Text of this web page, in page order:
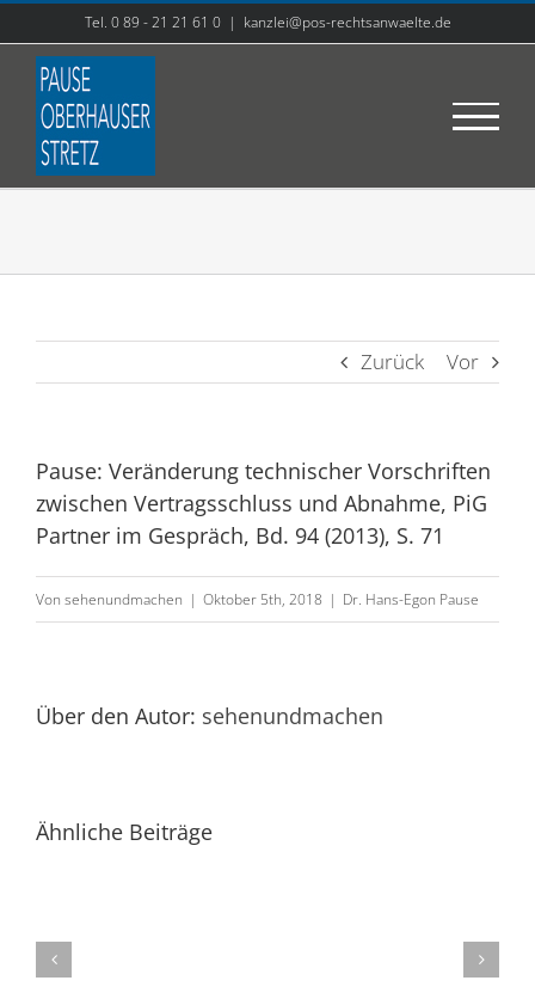
Inhalt
springen
Tel. 0 89 - 21 21 61 0 | kanzlei@pos-rechtsanwaelte.de
Zurück Vor
Pause: Veränderung technischer Vorschriften
zwischen Vertragsschluss und Abnahme, PiG
Partner im Gespräch, Bd. 94 (2013), S. 71
Von sehenundmachen | Oktober 5th, 2018 | Dr. Hans-Egon Pause
Über den Autor: sehenundmachen
Ähnliche Beiträge
Pause
in:
Pause,
der